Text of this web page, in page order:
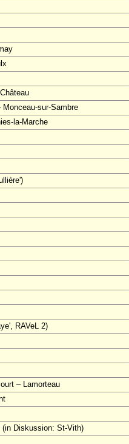
sur-Sambre
la-Marche
RAVeL 2)
– Lamorteau
(in Diskussion: St-Vith)